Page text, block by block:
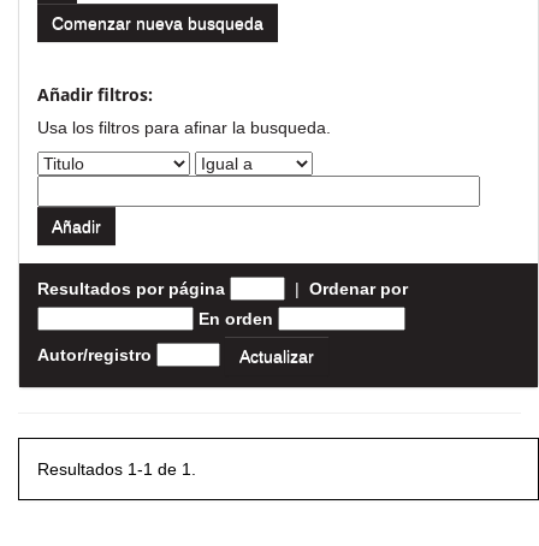
Comenzar nueva busqueda
Añadir filtros:
Usa los filtros para afinar la busqueda.
Resultados por página | Ordenar por
En orden
Autor/registro
Resultados 1-1 de 1.